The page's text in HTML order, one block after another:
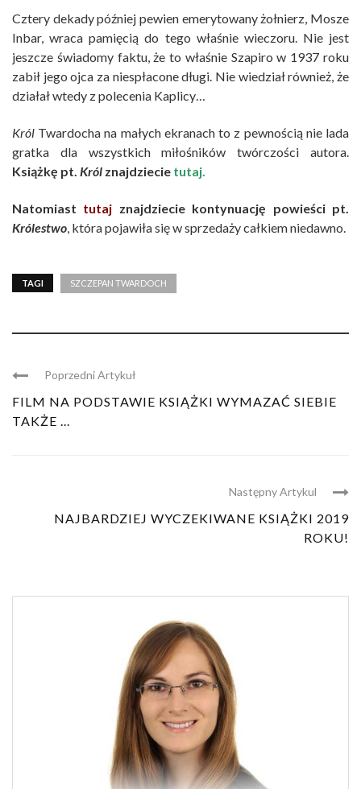
Cztery dekady później pewien emerytowany żołnierz, Mosze
Inbar, wraca pamięcią do tego właśnie wieczoru. Nie jest
jeszcze świadomy faktu, że to właśnie Szapiro w 1937 roku
zabił jego ojca za niespłacone długi. Nie wiedział również, że
działał wtedy z polecenia Kaplicy…
Król Twardocha na małych ekranach to z pewnością nie lada
gratka dla wszystkich miłośników twórczości autora.
Książkę pt. Król znajdziecie tutaj.
Natomiast tutaj znajdziecie kontynuację powieści pt.
Królestwo, która pojawiła się w sprzedaży całkiem niedawno.
TAGI SZCZEPAN TWARDOCH
Poprzedni Artykuł
FILM NA PODSTAWIE KSIĄŻKI WYMAZAĆ SIEBIE
TAKŻE ...
Następny Artykul
NAJBARDZIEJ WYCZEKIWANE KSIĄŻKI 2019
ROKU!